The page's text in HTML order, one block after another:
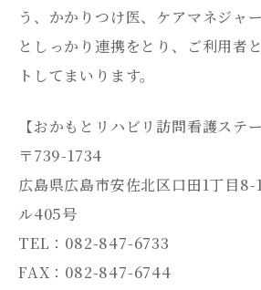
う、かかりつけ医、ケアマネジャ
としっかり連携をとり、ご利用者
トしてまいります。
【おかもとリハビリ訪問看護ステ
〒739-1734
広島県広島市安佐北区口田1丁目
ル405号
TEL：082-847-6733
FAX：082-847-6744